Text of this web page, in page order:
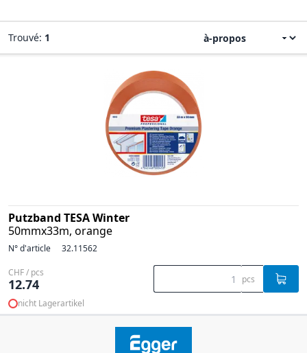
Trouvé: 1
Putzband TESA Winter
50mmx33m, orange
N° d'article 32.11562
CHF / pcs
12.74 pcs
nicht Lagerartikel